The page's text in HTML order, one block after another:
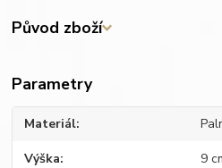
Původ zboží
Parametry
Materiál
Výška 9